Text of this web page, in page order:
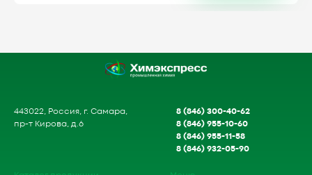
443022, Россия, г. Самара,
пр-т Кирова, д.6
8 (846) 300-40-62
8 (846) 955-10-60
8 (846) 955-11-58
8 (846) 932-05-90